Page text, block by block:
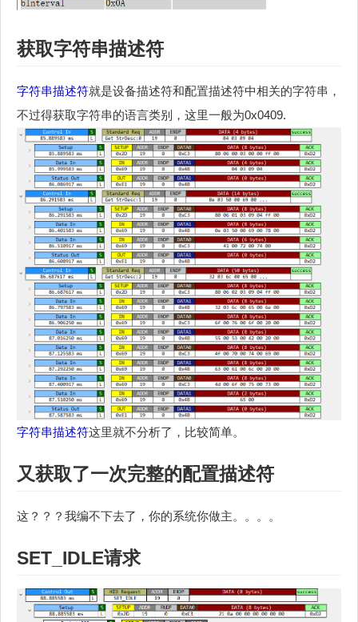
获取字符串描述符
字符串描述符就是设备描述符和配置描述符中相关的字符串，
不过得获取字符串的语言类别，这里一般为0x0409.
字符串描述符这里就不分析了，比较简单。
又获取了一次完整的配置描述符
这？？？我编不下去了，你的系统你做主。。。。
SET_IDLE请求